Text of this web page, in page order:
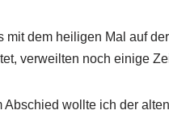
mit dem heiligen Mal auf
verweilten noch einige
wollte ich der